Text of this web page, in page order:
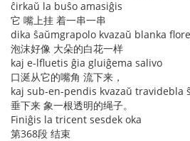
ĉirkaŭ la buŝo amasiĝis
它 嘴上挂 着一串一串
dika ŝaŭmgrapolo kvazaŭ blanka
泡沫好像 大朵的白花一样
kaj e-lfluetis ĝia gluiĝema salivo
口涎从它的嘴角 流下来，
kaj sub-en-pendis kvazaŭ travidebla
垂下来 象一根透明的绳子。
Finiĝis la tricent sesdek oka
第368段 结束